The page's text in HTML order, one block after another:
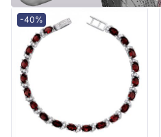
-40%